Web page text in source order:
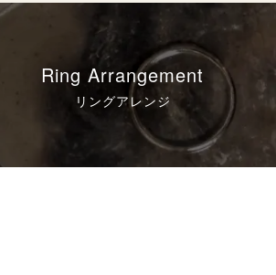
Ring Arrangement
リングアレンジ